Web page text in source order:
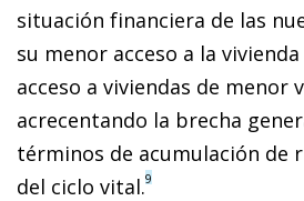
situación financiera de las
su menor acceso a la
acceso a viviendas de menor
acrecentando la brecha
términos de acumulación de
del ciclo vital.9